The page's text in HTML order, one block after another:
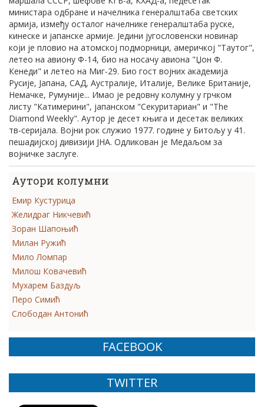
министара одбране и начелника генералштаба светских
армија, између осталог начелнике генералштаба руске,
кинеске и јапанске армије. Једини југословенски новинар
који је пловио на атомској подморници, америчкој "Таутог",
летео на авиону Ф-14, био на носачу авиона "Џон Ф.
Кенеди" и летео на Миг-29. Био гост војних академија
Русије, Јапана, САД, Аустралије, Италије, Велике Британије,
Немачке, Румуније... Имао је редовну колумну у грчком
листу "Катимерини", јапанском "Секуритариан" и "The
Diamond Weekly". Аутор је десет књига и десетак великих
тв-серијала. Војни рок служио 1977. године у Битољу у 41.
пешадијској дивизији ЈНА. Одликован је Медаљом за
војничке заслуге.
Аутори колумни
Емир Кустурица
Желидраг Никчевић
Зоран Шапоњић
Милан Ружић
Мило Ломпар
Милош Ковачевић
Мухарем Баздуљ
Перо Симић
Слободан Антонић
FACEBOOK
TWITTER